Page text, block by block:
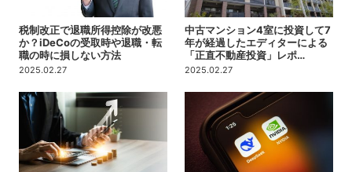
税制改正で退職所得控除が改悪
か？iDeCoの受取時や退職・転
職の時に損しない方法
2025.02.27
中古マンション4室に投資して7
年が経過したエディターによる
「正直不動産投資」レポ…
2025.02.27